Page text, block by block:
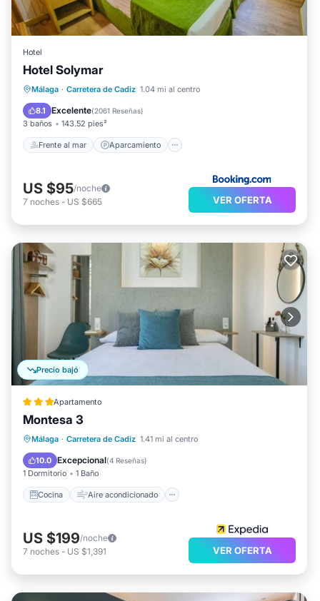
Hotel
Hotel Solymar
Málaga · Carretera de Cadiz 1.04 mi al centro
8.1 Excelente(2061 Reseñas)
3 baños 143.52 pies²
Frente al mar Aparcamiento
Frente al mar
Aparcamiento
Vista al mar
US $95/noche
7 noches - US $665 VER OFERTA
Precio bajó
Apartamento
Montesa 3
Málaga · Carretera de Cadiz 1.41 mi al centro
10.0 Excepcional(4 Reseñas)
1 Dormitorio 1 Baño
Cocina Aire acondicionado
Cocina Aire acondicionado
Apto para niños
US $199/noche
7 noches - US $1,391 VER OFERTA